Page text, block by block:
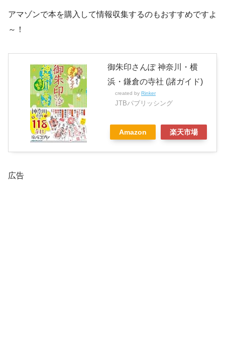
アマゾンで本を購入して情報収集するのもおすすめですよ
～！
御朱印さんぽ 神奈川・横
浜・鎌倉の寺社 (諸ガイド)
created by Rinker
JTBパブリッシング
Amazon 楽天市場
広告